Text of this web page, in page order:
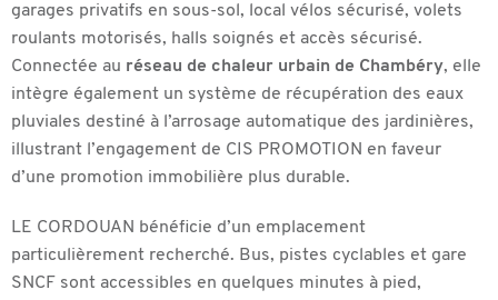
garages privatifs en sous-sol, local vélos sécurisé, volets
roulants motorisés, halls soignés et accès sécurisé.
Connectée au réseau de chaleur urbain de Chambéry, elle
intègre également un système de récupération des eaux
pluviales destiné à l’arrosage automatique des jardinières,
illustrant l’engagement de CIS PROMOTION en faveur
d’une promotion immobilière plus durable.
LE CORDOUAN bénéficie d’un emplacement
particulièrement recherché. Bus, pistes cyclables et gare
SNCF sont accessibles en quelques minutes à pied,